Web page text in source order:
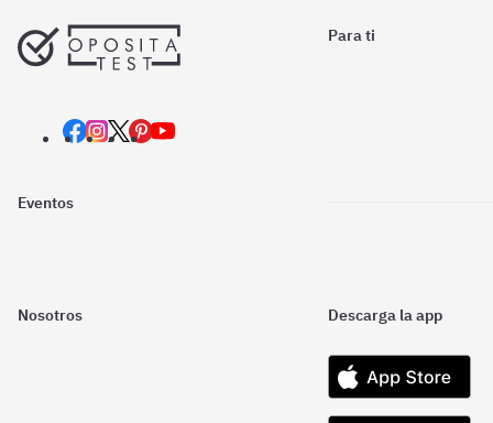
Para ti
Eventos
Nosotros Descarga la app